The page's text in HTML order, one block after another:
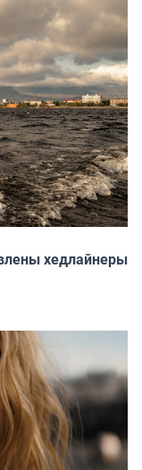
хедлайнеры